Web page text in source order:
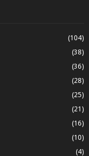
(104)
(38)
(36)
(28)
(25)
(21)
(16)
(10)
(4)